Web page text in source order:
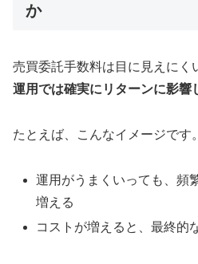
か
売買委託手数料は目に見えにく
運用では確実にリターンに影響
たとえば、こんなイメージです。
運用がうまくいっても、頻
増える
コストが増えると、最終的